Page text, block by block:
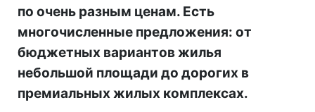
по очень разным ценам. Есть
многочисленные предложения: от
бюджетных вариантов жилья
небольшой площади до дорогих в
премиальных жилых комплексах.